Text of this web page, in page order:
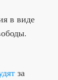
в виде
за